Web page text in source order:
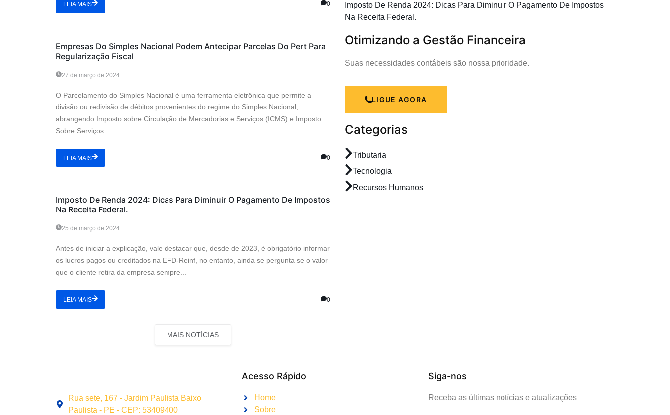
LEIA MAIS 0
Empresas Do Simples Nacional Podem Antecipar Parcelas Do Pert Para
Regularização Fiscal
27 de março de 2024
O Parcelamento do Simples Nacional é uma ferramenta eletrônica que permite a
divisão ou redivisão de débitos provenientes do regime do Simples Nacional,
abrangendo Imposto sobre Circulação de Mercadorias e Serviços (ICMS) e Imposto
Sobre Serviços...
LEIA MAIS 0
Imposto De Renda 2024: Dicas Para Diminuir O Pagamento De Impostos
Na Receita Federal.
25 de março de 2024
Antes de iniciar a explicação, vale destacar que, desde de 2023, é obrigatório informar
os lucros pagos ou creditados na EFD-Reinf, no entanto, ainda se pergunta se o valor
que o cliente retira da empresa sempre...
LEIA MAIS 0
MAIS NOTÍCIAS
Imposto De Renda 2024: Dicas Para Diminuir O Pagamento De Impostos
Na Receita Federal.
Otimizando a Gestão Financeira
Suas necessidades contábeis são nossa prioridade.
LIGUE AGORA
Categorias
Tributaria
Tecnologia
Recursos Humanos
Rua sete, 167 - Jardim Paulista Baixo
Paulista - PE - CEP: 53409400
Acesso Rápido
Home
Sobre
Siga-nos
Receba as últimas notícias e atualizações